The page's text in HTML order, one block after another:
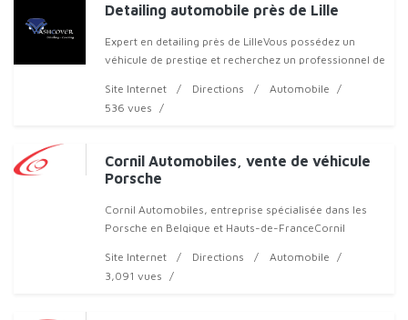
Detailing automobile près de Lille
Expert en detailing près de LilleVous possédez un
véhicule de prestige et recherchez un professionnel de
Washcover
Site Internet Directions
Automobile
536 vues
Cornil Automobiles, vente de véhicule
Porsche
Cornil Automobiles, entreprise spécialisée dans les
Porsche en Belgique et Hauts-de-FranceCornil
Site Internet
Directions
Automobile
3,091 vues